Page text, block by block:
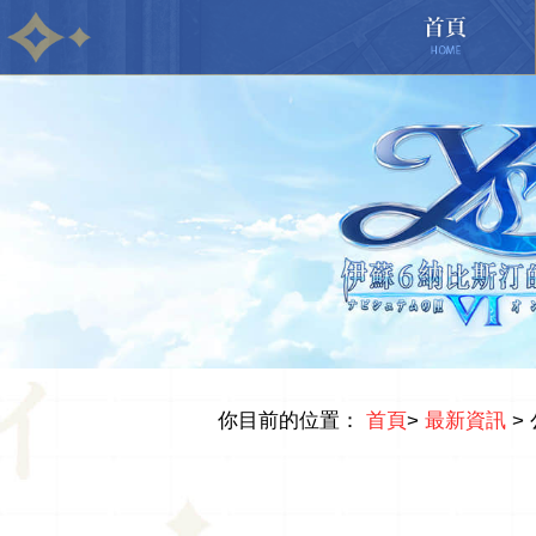
你目前的位置： 首頁> 最新資訊 >